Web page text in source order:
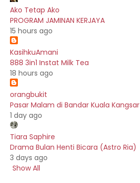
Ako Tetap Ako
PROGRAM JAMINAN KERJAYA
15 hours ago
KasihkuAmani
888 3in1 Instat Milk Tea
18 hours ago
orangbukit
Pasar Malam di Bandar Kuala Kangsar
1 day ago
Tiara Saphire
Drama Bulan Henti Bicara (Astro Ria)
3 days ago
Show All